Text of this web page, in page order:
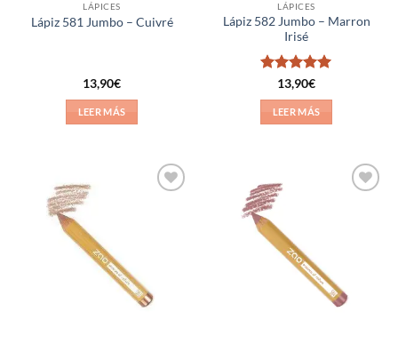
LÁPICES
Lápiz 581 Jumbo – Cuivré
13,90€
LEER MÁS
LÁPICES
Lápiz 582 Jumbo – Marron
Irisé
Valorado
con5de 5
13,90€
LEER MÁS